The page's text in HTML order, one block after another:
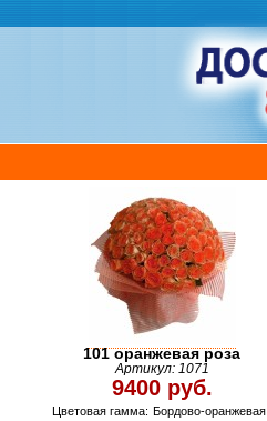
101 оранжевая роза
Артикул: 1071
9400 руб.
Цветовая гамма: Бордово-оранжевая